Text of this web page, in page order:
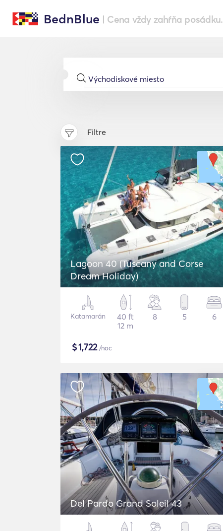
BednBlue | Cena vždy zahŕňa posádku.
Filtre
Lagoon 40 (Tuscany and Corse
Dream Holiday)
Katamarán
40 ft
12 m
8 5 6
$1,722/noc
Del Pardo Grand Soleil 43